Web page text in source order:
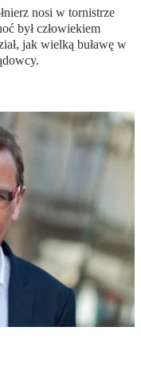
nosi w tornistrze
był człowiekiem
jak wielką buławę w